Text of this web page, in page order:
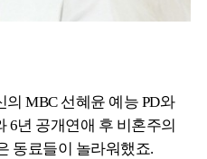
MBC 선혜윤 예능 PD와
6년 공개연애 후 비혼주의
동료들이 놀라워했죠.